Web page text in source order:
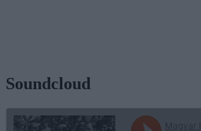
Soundcloud